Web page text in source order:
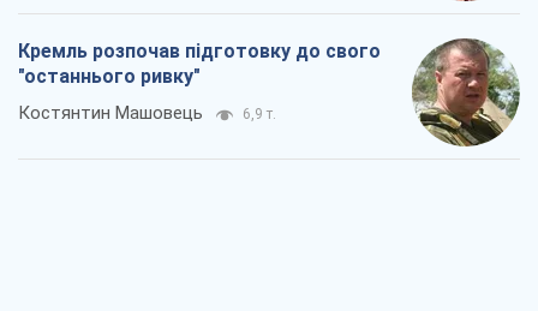
Кремль розпочав підготовку до свого
"останнього ривку"
Костянтин Машовець 6,9 т.